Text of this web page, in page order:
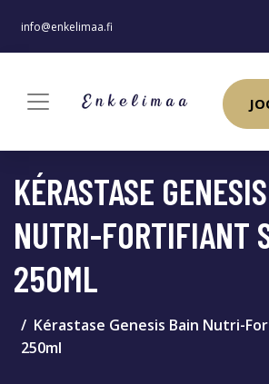
info@enkelimaa.fi
KÉRASTASE
NUTRI-FORTIFIANT
250ML
Kérastase Genesis Bain Nutri-
250ml